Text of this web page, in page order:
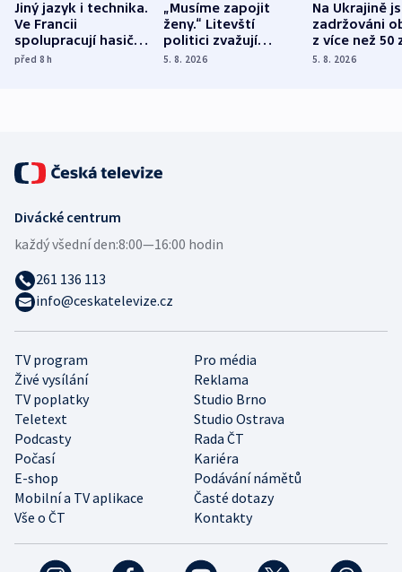
Jiný jazyk i technika.
Ve Francii
spolupracují hasiči z
různých zemí
před 8h
„Musíme zapojit
ženy.“ Litevští
politici zvažují
dohodu o
5. 8. 2026
Na Ukrajině
zadržováni
z více než 50
Bojovali na
5. 8. 2026
TV program
Pro média
Živé vysílání
Reklama
TV poplatky
Studio Brno
Teletext
Studio Ostrava
Podcasty
Rada ČT
Počasí
Kariéra
E-shop
Podávání námětů
Mobilní a TV aplikace
Časté dotazy
Vše o ČT
Kontakty
Divácké centrum
každý všední den:8:00—16:00 hodin
261 136 113
info@ceskatelevize.cz